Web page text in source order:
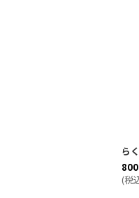
ら
800
(税